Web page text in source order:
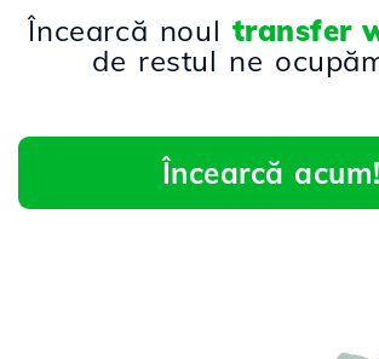
Încearcă noul transfer
de restul ne
Încearcă acum!